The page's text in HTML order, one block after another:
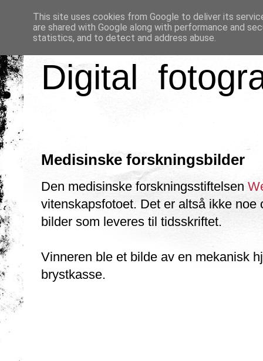
Digital
Medisinske forskningsbilder
Den medisinske forskningsstiftelsen
vitenskapsfotoet. Det er altså ikke
bilder som leveres til tidsskriftet.
Vinneren ble et bilde av en mekanisk
brystkasse.
This site uses cookies from Google to deliver its
are shared with Google along with performance and
statistics, and to detect and address abuse.